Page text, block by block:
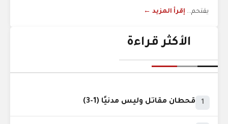
يقتحم... إقرأ المزيد ←
الأكثر قراءة
1 قحطان مقاتل وليس مدنيًا (1-3)